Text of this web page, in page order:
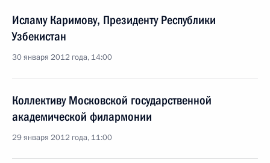
Исламу Каримову, Президенту Республики
Узбекистан
30 января 2012 года, 14:00
Коллективу Московской государственной
академической филармонии
29 января 2012 года, 11:00